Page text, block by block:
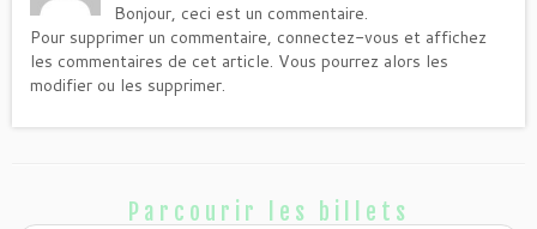
Bonjour, ceci est un commentaire.
Pour supprimer un commentaire, connectez-vous et affichez
les commentaires de cet article. Vous pourrez alors les
modifier ou les supprimer.
Parcourir les billets